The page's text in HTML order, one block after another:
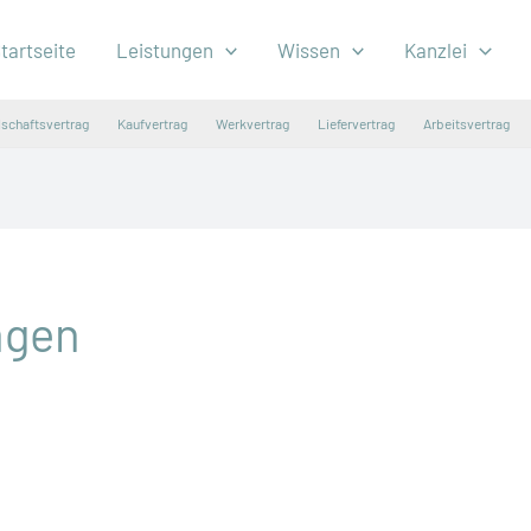
Leistungen Wissen Kanzlei
Kaufvertrag Werkvertrag Liefervertrag Arbeitsvertrag